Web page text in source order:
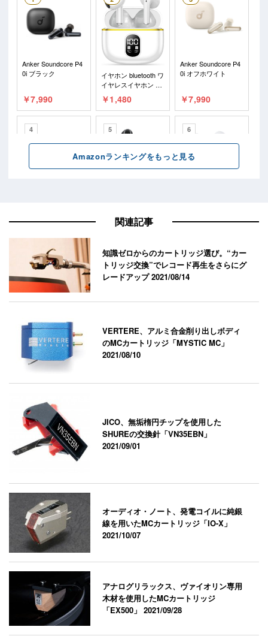
関連記事
知識ゼロからのカートリッジ選び。“カー
トリッジ交換”でレコード再生をさらにグ
レードアップ2021/08/14
VERTERE、アルミ合金削り出しボディ
のMCカートリッジ「MYSTIC MC」
2021/08/10
JICO、無垢楕円チップを使用した
SHUREの交換針「VN35EBN」
2021/09/01
オーディオ・ノート、発電コイルに純銀
線を用いたMCカートリッジ「IO-X」
2021/10/07
アナログリラックス、ヴァイオリン専用
木材を使用したMCカートリッジ
「EX500」2021/09/28